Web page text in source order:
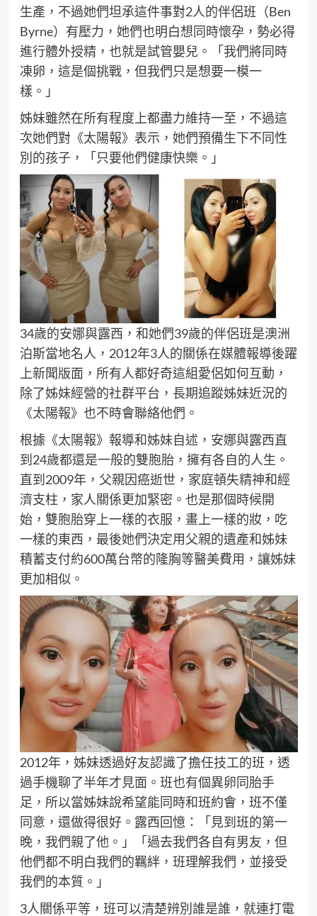
生產，不過她們坦承這件事對2人的伴侶班（Ben
Byrne）有壓力，她們也明白想同時懷孕，勢必得
進行體外授精，也就是試管嬰兒。「我們將同時
凍卵，這是個挑戰，但我們只是想要一模一
樣。」
姊妹雖然在所有程度上都盡力維持一至，不過這
次她們對《太陽報》表示，她們預備生下不同性
別的孩子，「只要他們健康快樂。」
34歲的安娜與露西，和她們39歲的伴侶班是澳洲
泊斯當地名人，2012年3人的關係在媒體報導後躍
上新聞版面，所有人都好奇這組愛侶如何互動，
除了姊妹經營的社群平台，長期追蹤姊妹近況的
《太陽報》也不時會聯絡他們。
根據《太陽報》報導和姊妹自述，安娜與露西直
到24歲都還是一般的雙胞胎，擁有各自的人生。
直到2009年，父親因癌逝世，家庭頓失精神和經
濟支柱，家人關係更加緊密。也是那個時候開
始，雙胞胎穿上一樣的衣服，畫上一樣的妝，吃
一樣的東西，最後她們決定用父親的遺產和姊妹
積蓄支付約600萬台幣的隆胸等醫美費用，讓姊妹
更加相似。
2012年，姊妹透過好友認識了擔任技工的班，透
過手機聊了半年才見面。班也有個異卵同胎手
足，所以當姊妹說希望能同時和班約會，班不僅
同意，還做得很好。露西回憶：「見到班的第一
晚，我們親了他。」「過去我們各自有男友，但
他們都不明白我們的羈絆，班理解我們，並接受
我們的本質。」
3人關係平等，班可以清楚辨別誰是誰，就連打電